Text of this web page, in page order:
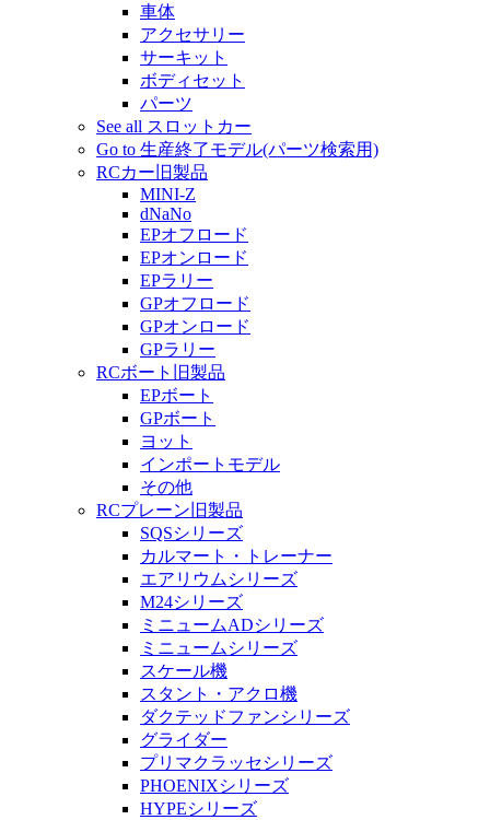
車体
アクセサリー
サーキット
ボディセット
パーツ
See all スロットカー
Go to 生産終了モデル(パーツ検索用)
RCカー旧製品
MINI-Z
dNaNo
EPオフロード
EPオンロード
EPラリー
GPオフロード
GPオンロード
GPラリー
RCボート旧製品
EPボート
GPボート
ヨット
インポートモデル
その他
RCプレーン旧製品
SQSシリーズ
カルマート・トレーナー
エアリウムシリーズ
M24シリーズ
ミニュームADシリーズ
ミニュームシリーズ
スケール機
スタント・アクロ機
ダクテッドファンシリーズ
グライダー
プリマクラッセシリーズ
PHOENIXシリーズ
HYPEシリーズ